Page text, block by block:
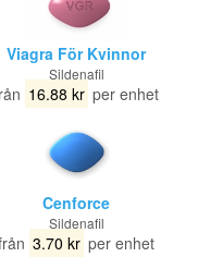
Viagra För Kvinnor
Sildenafil
16.88 kr per enhet
Cenforce
Sildenafil
3.70 kr per enhet